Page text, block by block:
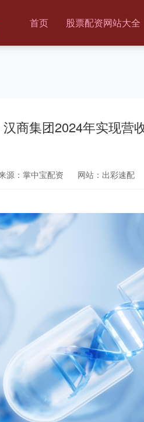
首页 股票配资网站大全
商集团2024年实现营
源：掌中宝配资 网站：出彩速配